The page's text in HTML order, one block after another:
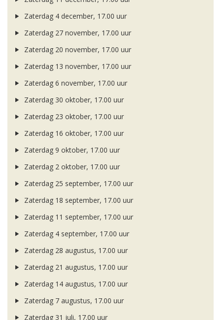
Zaterdag 4 december, 17.00 uur
Zaterdag 27 november, 17.00 uur
Zaterdag 20 november, 17.00 uur
Zaterdag 13 november, 17.00 uur
Zaterdag 6 november, 17.00 uur
Zaterdag 30 oktober, 17.00 uur
Zaterdag 23 oktober, 17.00 uur
Zaterdag 16 oktober, 17.00 uur
Zaterdag 9 oktober, 17.00 uur
Zaterdag 2 oktober, 17.00 uur
Zaterdag 25 september, 17.00 uur
Zaterdag 18 september, 17.00 uur
Zaterdag 11 september, 17.00 uur
Zaterdag 4 september, 17.00 uur
Zaterdag 28 augustus, 17.00 uur
Zaterdag 21 augustus, 17.00 uur
Zaterdag 14 augustus, 17.00 uur
Zaterdag 7 augustus, 17.00 uur
Zaterdag 31 juli, 17.00 uur